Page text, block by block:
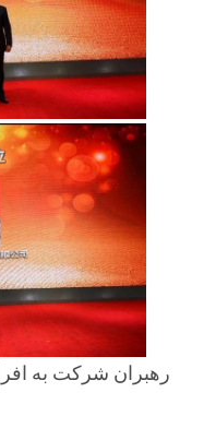
رهبران شرکت به